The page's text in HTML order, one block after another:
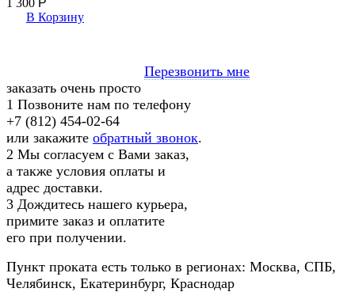
В Корзину
Перезвонить мне
заказать очень просто
1 Позвоните нам по телефону
+7 (812) 454-02-64
или закажите обратный звонок.
2 Мы согласуем с Вами заказ,
а также условия оплаты и
адрес доставки.
3 Дождитесь нашего курьера,
примите заказ и оплатите
его при получении.
Пункт проката есть только в регионах: Москва, СПБ,
Челябинск, Екатеринбург, Краснодар